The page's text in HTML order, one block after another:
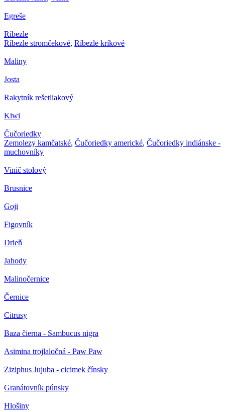
Egreše
Ríbezle
Ríbezle stromčekové, Ríbezle kríkové
Maliny
Josta
Rakytník rešetliakový
Kiwi
Čučoriedky
Zemolezy kamčatské, Čučoriedky americké, Čučoriedky indiánske -
muchovníky
Vinič stolový
Brusnice
Goji
Figovník
Drieň
Jahody
Malinočernice
Černice
Citrusy
Baza čierna - Sambucus nigra
Asimina trojlaločná - Paw Paw
Ziziphus Jujuba - cicimek čínsky
Granátovník púnsky
Hlošiny